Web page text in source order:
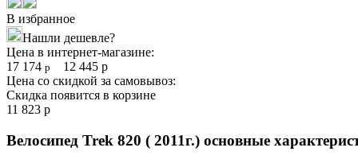
В избранное
Нашли дешевле?
Цена в интернет-магазине:
17 174 р 12 445 р
Цена со скидкой за самовывоз:
Скидка появится в корзине
11 823 р
Велосипед Trek 820 ( 2011г.) основные